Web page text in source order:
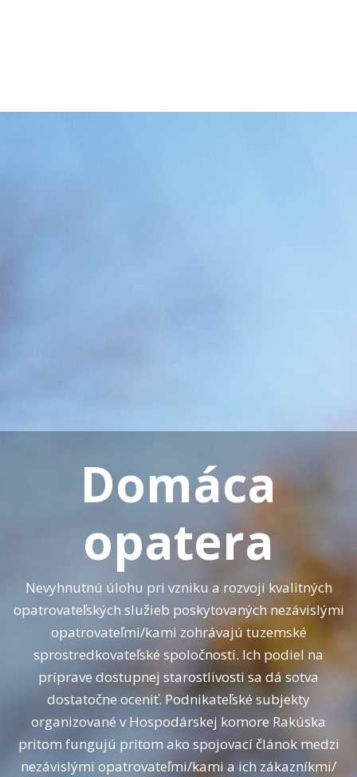
Domáca
opatera
Nevyhnutnú úlohu pri vzniku a rozvoji kvalitných
opatrovateľských služieb poskytovaných nezávislými
opatrovateľmi/kami zohrávajú tuzemské
sprostredkovateľské spoločnosti. Ich podiel na
príprave dostupnej starostlivosti sa dá sotva
dostatočne oceniť. Podnikateľské subjekty
organizované v Hospodárskej komore Rakúska
pritom fungujú pritom ako spojovací článok medzi
nezávislými opatrovateľmi/kami a ich zákazníkmi/